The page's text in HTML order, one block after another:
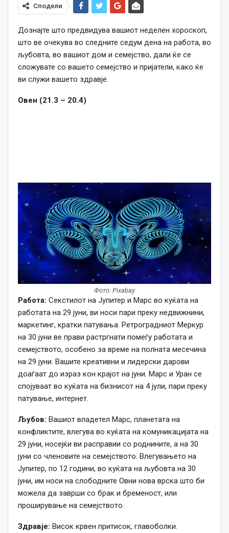
Сподели
Дознајте што предвидува вашиот неделен хороскоп,
што ве очекува во следните седум дена на работа, во
љубовта, во вашиот дом и семејство, дали ќе се
сложувате со вашето семејство и пријатели, како ќе
ви служи вашето здравје.
Овен (21.3 – 20.4)
Фото: Pixabay
Работа: Секстилот на Јупитер и Марс во куќата на
работата на 29 јуни, ви носи пари преку недвижнини,
маркетинг, кратки патувања. Ретроградниот Меркур
на 30 јуни ве прави растргнати помеѓу работата и
семејството, особено за време на полната месечина
на 29 јуни. Вашите креативни и лидерски дарови
доаѓаат до израз кон крајот на јуни. Марс и Уран се
спојуваат во куќата на бизнисот на 4 јули, пари преку
патување, интернет.
Љубов: Вашиот владетел Марс, планетата на
конфликтите, влегува во куќата на комуникацијата на
29 јуни, носејќи ви расправии со роднините, а на 30
јуни со членовите на семејството. Влегувањето на
Јупитер, по 12 години, во куќата на љубовта на 30
јуни, им носи на слободните Овни нова врска што би
можела да заврши со брак и бременост, или
проширување на семејството.
Здравје: Висок крвен притисок, главоболки.